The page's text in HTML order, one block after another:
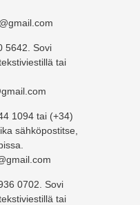
5642. Sovi
tai
1094 tai (+34)
sähköpostitse,
0702. Sovi
tai